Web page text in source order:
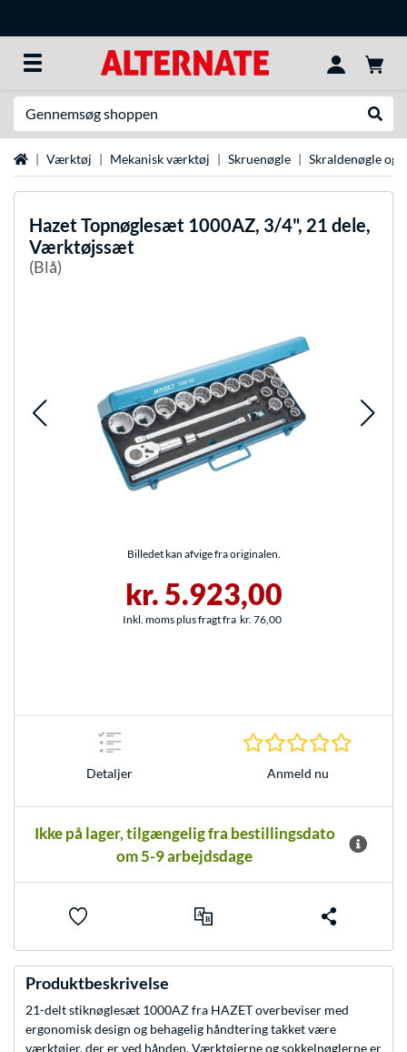
StartsideVærktøj Mekanisk værktøj Skruenøgle Skraldenøgle og
HazetTopnøglesæt 1000AZ, 3/4", 21 dele,
Værktøjssæt
(Blå)
Billedet kan afvige fra originalen.
kr. 5.923,00
Inkl. moms plus fragt fra kr. 76,00
Detaljer Anmeld nu
Ikke på lager, tilgængelig fra bestillingsdato
om 5-9 arbejdsdage
Produktbeskrivelse
21-delt stiknøglesæt 1000AZ fra HAZET overbeviser med
ergonomisk design og behagelig håndtering takket være
værktøjer, der er ved hånden. Værktøjerne og sokkelnøglerne er